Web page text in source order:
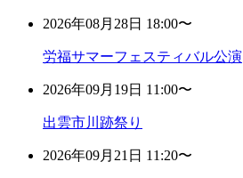
2026年08月28日 18:00〜
労福サマーフェスティバル公演
2026年09月19日 11:00〜
出雲市川跡祭り
2026年09月21日 11:20〜